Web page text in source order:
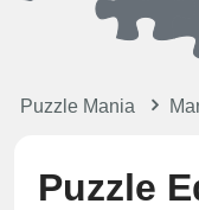
Puzzle Mania
Puzzle